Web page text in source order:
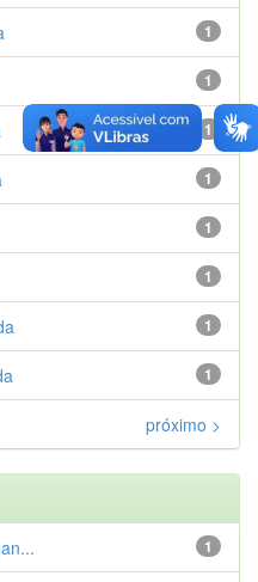
1
1
1
1
1
1
1
1
próximo >
1